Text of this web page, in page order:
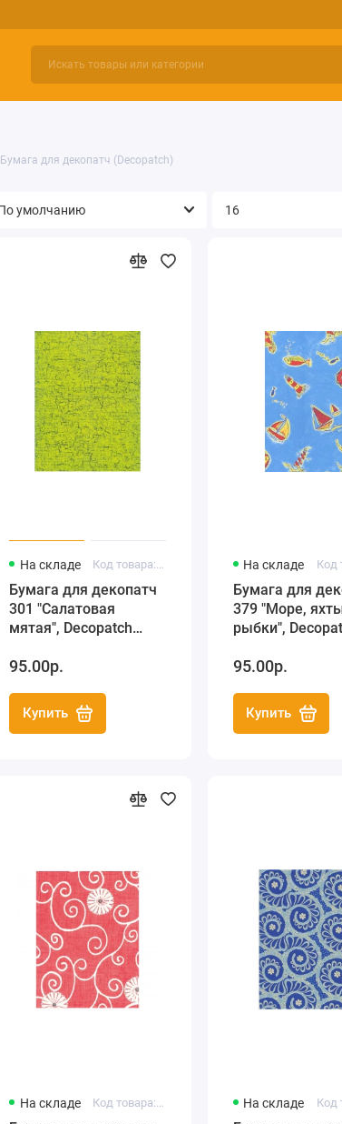
Бумага для декопатч (Decopatch)
На складе Код товара: FDA301
Бумага для декопатч
301 "Салатовая
мятая", Decopatch
95.00р.
Купить
На складе
Бумага для
379 "Море,
рыбки",
95.00р.
Купить
На складе Код товара: FDA430 На складе